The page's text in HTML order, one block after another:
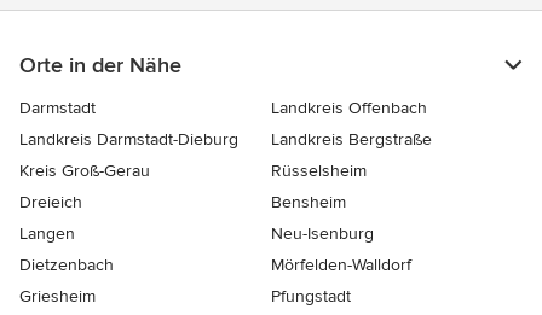
Orte in der Nähe
Darmstadt
Landkreis Offenbach
Landkreis Darmstadt-Dieburg
Landkreis Bergstraße
Kreis Groß-Gerau
Rüsselsheim
Dreieich
Bensheim
Langen
Neu-Isenburg
Dietzenbach
Mörfelden-Walldorf
Griesheim
Pfungstadt